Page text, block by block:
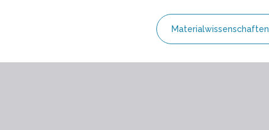
Materialwissenschaften